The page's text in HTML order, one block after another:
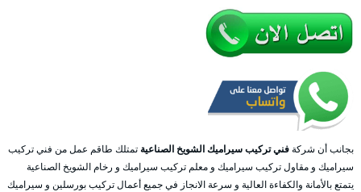
بجانب أن شركةفني تركيب سيراميك الشويخ الصناعية تمتلك طاقم عمل من فني تركيب
سيراميك و مقاول تركيب سيراميك و معلم تركيب سيراميك و رخام الشويخ الصناعية
يتمتع بالأمانة والكفاءة العالية و سرعة الانجاز في جميع أعمال تركيب بورسلين و سيراميك